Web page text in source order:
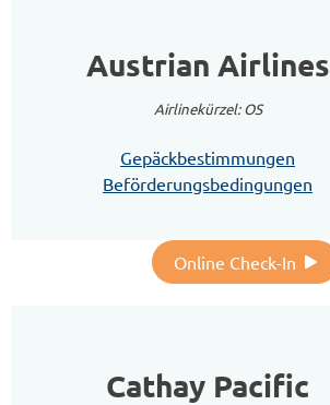
Austrian Airlines
Airlinekürzel: OS
Gepäckbestimmungen
Beförderungsbedingungen
Online Check-In
Cathay Pacific